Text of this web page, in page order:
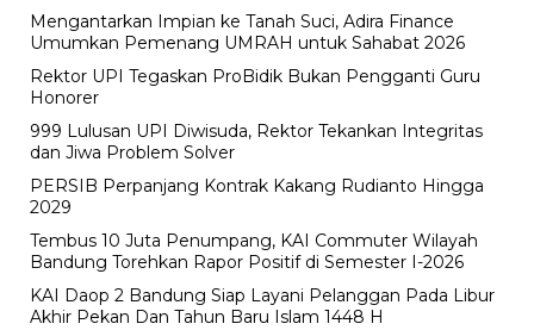
Mengantarkan Impian ke Tanah Suci, Adira Finance
Umumkan Pemenang UMRAH untuk Sahabat 2026
Rektor UPI Tegaskan ProBidik Bukan Pengganti Guru
Honorer
999 Lulusan UPI Diwisuda, Rektor Tekankan Integritas
dan Jiwa Problem Solver
PERSIB Perpanjang Kontrak Kakang Rudianto Hingga
2029
Tembus 10 Juta Penumpang, KAI Commuter Wilayah
Bandung Torehkan Rapor Positif di Semester I-2026
KAI Daop 2 Bandung Siap Layani Pelanggan Pada Libur
Akhir Pekan Dan Tahun Baru Islam 1448 H